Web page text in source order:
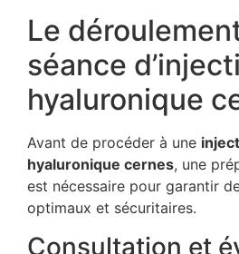
Le
séance
hyaluronique
Avant de procéder à une
hyaluronique cernes, une
est nécessaire pour garantir
optimaux et sécuritaires.
Consultation et